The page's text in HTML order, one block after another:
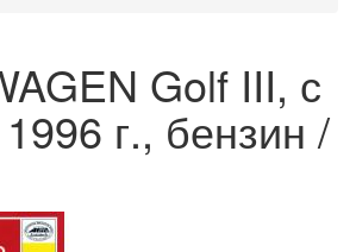
Golf III, с
г., бензин /